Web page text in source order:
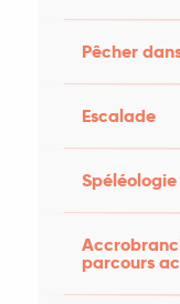
Pêcher
Escalade
Spéléologie
parcours
peintures et
peint des
voulu
du territoire.